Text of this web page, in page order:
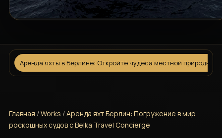
Аренда яхты в Берлине: Откройте чудеса местной природы
Главная /Works /Аренда яхт Берлин: Погружение в мир
роскошных судов с Belka Travel Concierge